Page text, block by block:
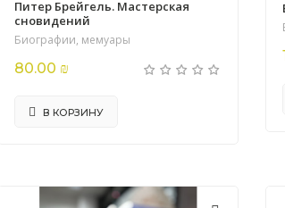
Питер Брейгель. Мастерская
сновидений
Биографии, мемуары
80.00 ₪
В КОРЗИНУ